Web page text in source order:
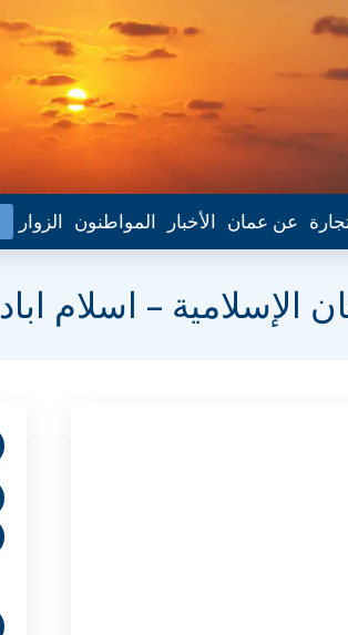
الزوار المواطنون الأخبار عن عمان
– اسلام اباد